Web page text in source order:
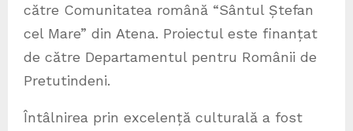
către Comunitatea română “Sântul Ștefan
cel Mare” din Atena. Proiectul este finanțat
de către Departamentul pentru Românii de
Pretutindeni.
Întâlnirea prin excelență culturală a fost